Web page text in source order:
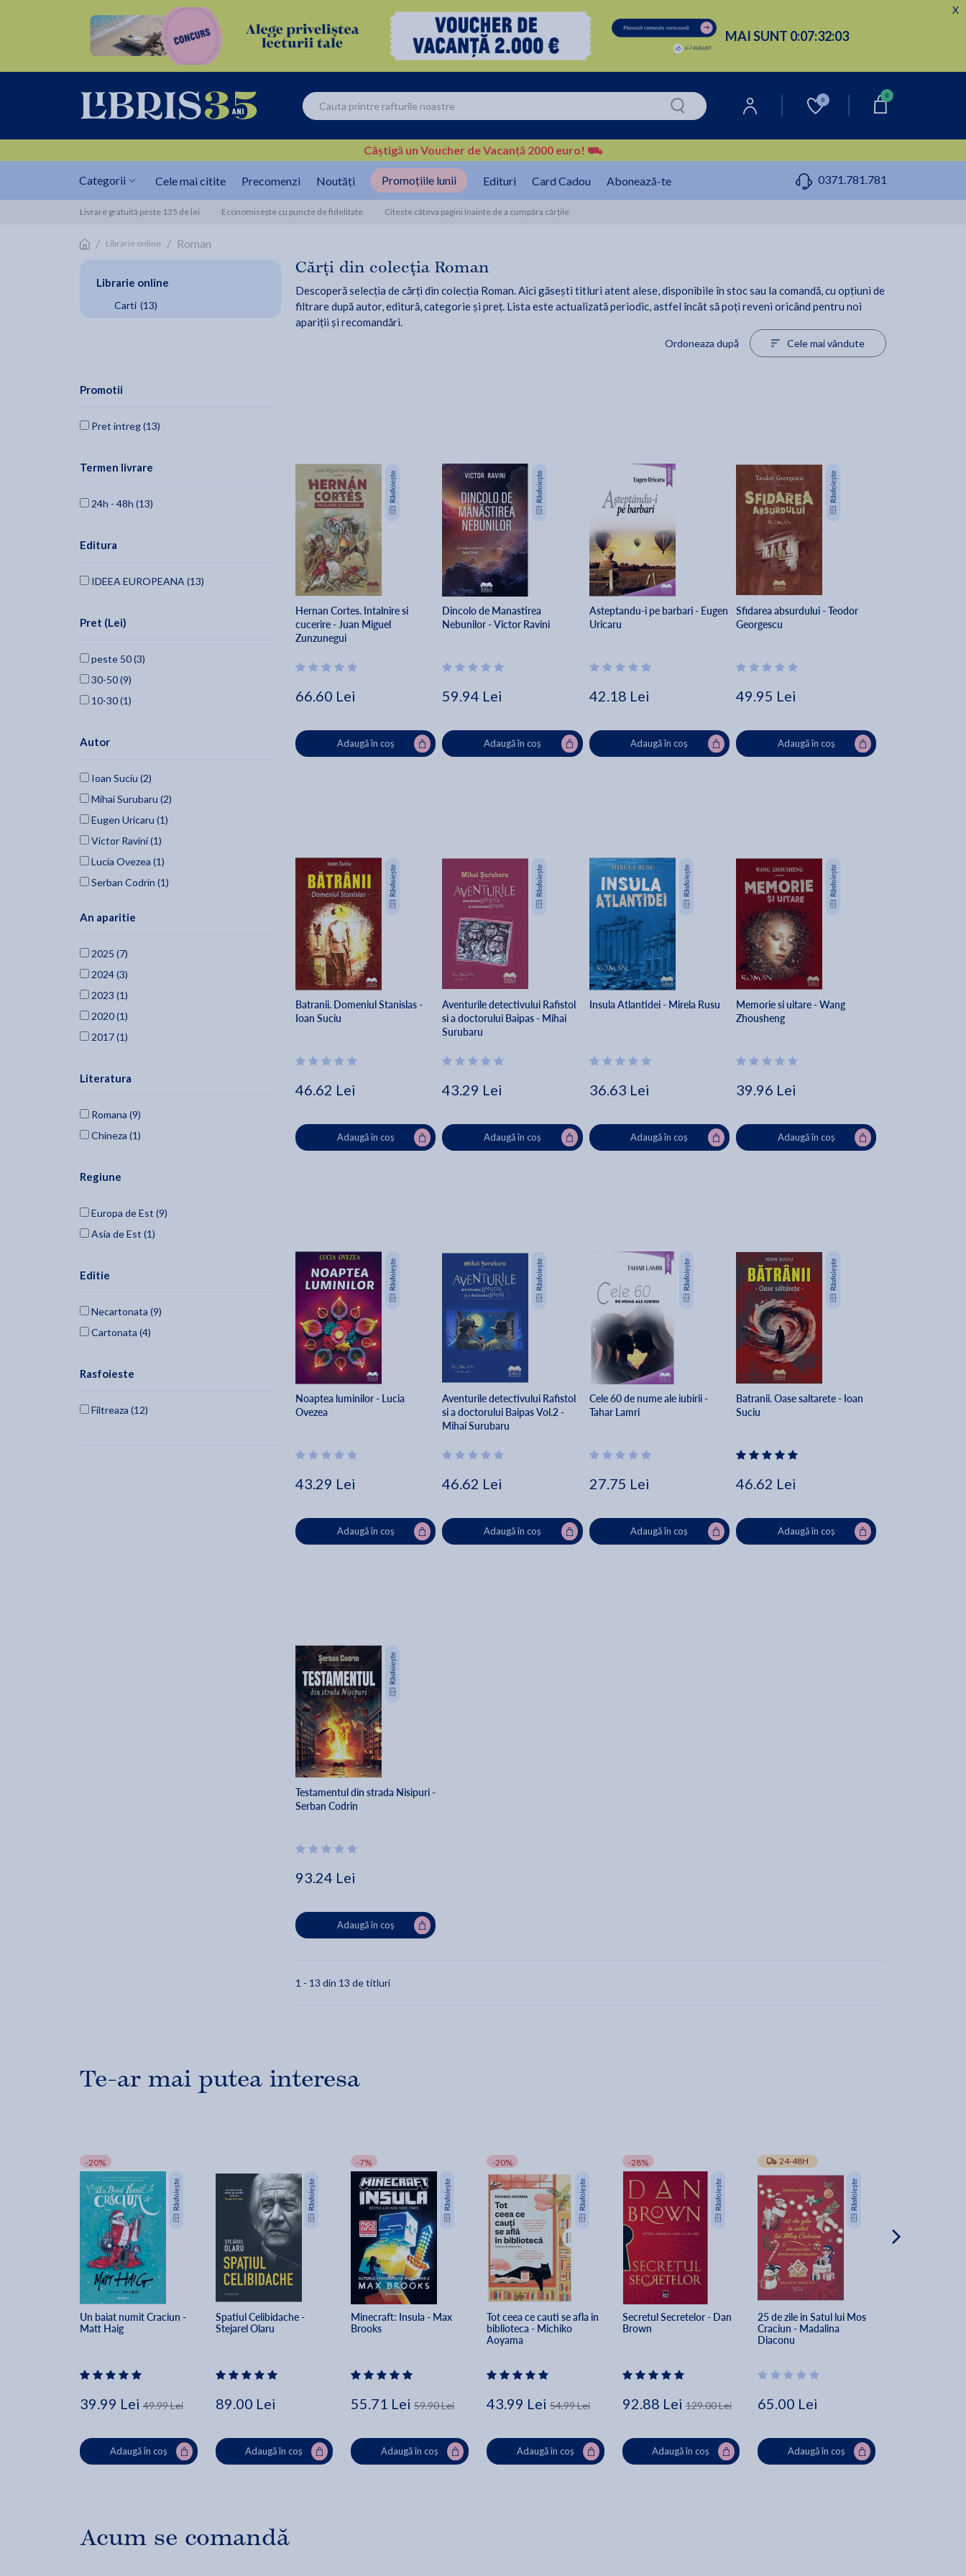
MAI SUNT 0:07:32:02
X
0
0
Câștigă un Voucher de Vacanță 2000 euro! ⛟
Categorii Cele mai citite Precomenzi Noutăți Promoțiile lunii Edituri Card Cadou Abonează-te 0371.781.781
Livrare gratuită peste 135 de lei Economisește cu puncte de fidelitate Citeste câteva pagini înainte de a cumpăra cărțile
/ Librarie online / Roman
Librarie online
Carti (13)
Promotii
Pret intreg (13)
Termen livrare
24h - 48h (13)
Editura
IDEEA EUROPEANA (13)
Pret (Lei)
peste 50 (3)
30-50 (9)
10-30 (1)
Autor
Ioan Suciu (2)
Mihai Surubaru (2)
Eugen Uricaru (1)
Victor Ravini (1)
Lucia Ovezea (1)
Serban Codrin (1)
Tahar Lamri (1)
An aparitie
2025 (7)
2024 (3)
2023 (1)
2020 (1)
2017 (1)
Literatura
Romana (9)
Chineza (1)
Regiune
Europa de Est (9)
Asia de Est (1)
Editie
Necartonata (9)
Cartonata (4)
Rasfoieste
Filtreaza (12)
Cărți din colecția Roman
Descoperă selecția de cărți din colecția Roman. Aici găsești titluri atent alese, disponibile în stoc sau la comandă, cu opțiuni de
filtrare după autor, editură, categorie și preț. Lista este actualizată periodic, astfel încât să poți reveni oricând pentru noi
apariții și recomandări.
Ordoneaza după Cele mai vândute
Hernan Cortes. Intalnire si
cucerire - Juan Miguel
Zunzunegui
66.60 Lei
Adaugă în coș
Dincolo de Manastirea
Nebunilor - Victor Ravini
59.94 Lei
Adaugă în coș
Asteptandu-i pe barbari - Eugen
Uricaru
42.18 Lei
Adaugă în coș
Sfidarea absurdului - Teodor
Georgescu
49.95 Lei
Adaugă în coș
Batranii. Domeniul Stanislas -
Ioan Suciu
46.62 Lei
Adaugă în coș
Aventurile detectivului Rafistol
si a doctorului Baipas - Mihai
Surubaru
43.29 Lei
Adaugă în coș
Insula Atlantidei - Mirela Rusu
36.63 Lei
Adaugă în coș
Memorie si uitare - Wang
Zhousheng
39.96 Lei
Adaugă în coș
Noaptea luminilor - Lucia
Ovezea
43.29 Lei
Adaugă în coș
Aventurile detectivului Rafistol
si a doctorului Baipas Vol.2 -
Mihai Surubaru
46.62 Lei
Adaugă în coș
Cele 60 de nume ale iubirii -
Tahar Lamri
27.75 Lei
Adaugă în coș
Batranii. Oase saltarete - Ioan
Suciu
46.62 Lei
Adaugă în coș
Testamentul din strada Nisipuri -
Serban Codrin
93.24 Lei
Adaugă în coș
1 - 13 din 13 de titluri
Te-ar mai putea interesa
-20%
Un baiat numit Craciun -
Matt Haig
39.99 Lei 49.99 Lei
Adaugă în coș
Spatiul Celibidache -
Stejarel Olaru
89.00 Lei
Adaugă în coș
-7%
Minecraft: Insula - Max
Brooks
55.71 Lei 59.90 Lei
Adaugă în coș
-20%
Tot ceea ce cauti se afla in
biblioteca - Michiko
Aoyama
43.99 Lei 54.99 Lei
Adaugă în coș
-28%
Secretul Secretelor - Dan
Brown
92.88 Lei 129.00 Lei
Adaugă în coș
24-48H
25 de zile in Satul lui Mos
Craciun - Madalina
Diaconu
65.00 Lei
Adaugă în coș
Acum se comandă